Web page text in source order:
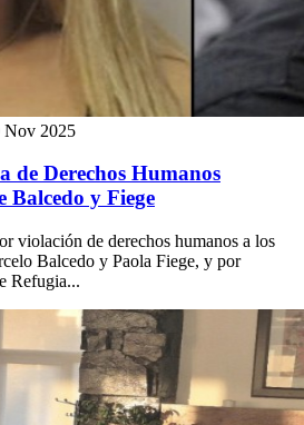
Nov 2025
de Derechos Humanos
Balcedo y Fiege
violación de derechos humanos a los
Balcedo y Paola Fiege, y por
Refugia...